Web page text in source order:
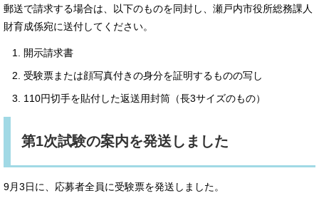
郵送で請求する場合は、以下のものを同封し、瀬戸内市役所総務課人
財育成係宛に送付してください。
開示請求書
受験票または顔写真付きの身分を証明するものの写し
110円切手を貼付した返送用封筒（長3サイズのもの）
第1次試験の案内を発送しました
9月3日に、応募者全員に受験票を発送しました。